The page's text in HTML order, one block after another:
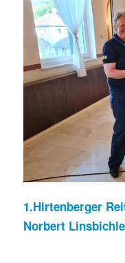
1.Hirtenberger
Norbert